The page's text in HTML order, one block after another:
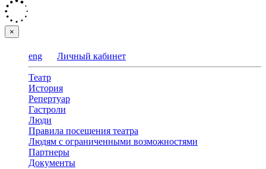
×
eng Личный кабинет
Театр
История
Репертуар
Гастроли
Люди
Правила посещения театра
Людям с ограниченными возможностями
Партнеры
Документы